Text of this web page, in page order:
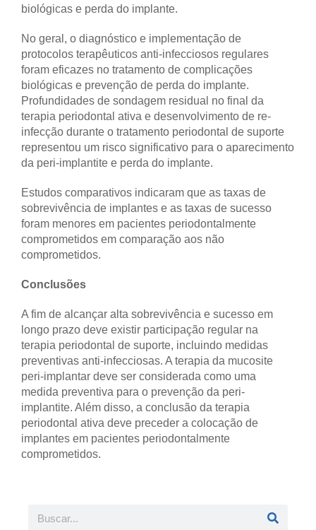
biológicas e perda do implante.
No geral, o diagnóstico e implementação de
protocolos terapêuticos anti-infecciosos regulares
foram eficazes no tratamento de complicações
biológicas e prevenção de perda do implante.
Profundidades de sondagem residual no final da
terapia periodontal ativa e desenvolvimento de re-
infecção durante o tratamento periodontal de suporte
representou um risco significativo para o aparecimento
da peri-implantite e perda do implante.
Estudos comparativos indicaram que as taxas de
sobrevivência de implantes e as taxas de sucesso
foram menores em pacientes periodontalmente
comprometidos em comparação aos não
comprometidos.
Conclusões
A fim de alcançar alta sobrevivência e sucesso em
longo prazo deve existir participação regular na
terapia periodontal de suporte, incluindo medidas
preventivas anti-infecciosas. A terapia da mucosite
peri-implantar deve ser considerada como uma
medida preventiva para o prevenção da peri-
implantite. Além disso, a conclusão da terapia
periodontal ativa deve preceder a colocação de
implantes em pacientes periodontalmente
comprometidos.